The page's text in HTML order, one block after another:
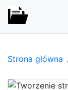
Strona główna